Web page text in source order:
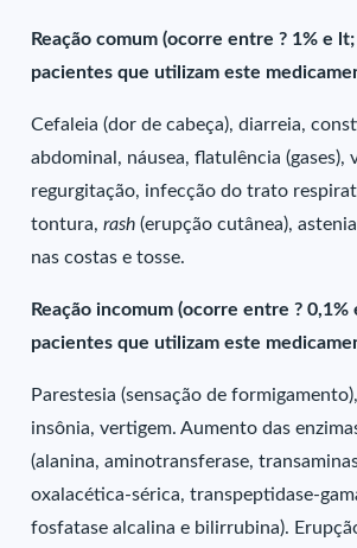
Reação comum (ocorre entre ? 1% e
pacientes que utilizam este
Cefaleia (dor de cabeça), diarreia,
abdominal, náusea, flatulência (gases),
regurgitação, infecção do trato
tontura,rash(erupção cutânea),
nas costas e tosse.
Reação incomum (ocorre entre ? 0,1%
pacientes que utilizam este
Parestesia (sensação de
insônia, vertigem. Aumento das
(alanina, aminotransferase,
oxalacética-sérica, transpeptidase-
fosfatase alcalina e bilirrubina).